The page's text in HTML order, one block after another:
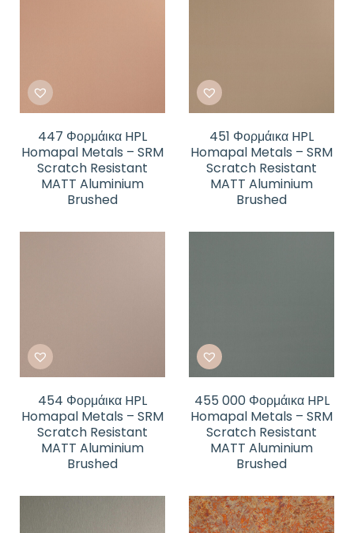
447 Φορμάικα HPL
Homapal Metals – SRM
Scratch Resistant
MATT Aluminium
Brushed
451 Φορμάικα HPL
Homapal Metals – SRM
Scratch Resistant
MATT Aluminium
Brushed
454 Φορμάικα HPL
Homapal Metals – SRM
Scratch Resistant
MATT Aluminium
Brushed
455 000 Φορμάικα HPL
Homapal Metals – SRM
Scratch Resistant
MATT Aluminium
Brushed